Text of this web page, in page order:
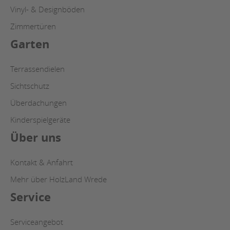
Vinyl- & Designböden
Zimmertüren
Garten
Terrassendielen
Sichtschutz
Überdachungen
Kinderspielgeräte
Über uns
Kontakt & Anfahrt
Mehr über HolzLand Wrede
Service
Serviceangebot